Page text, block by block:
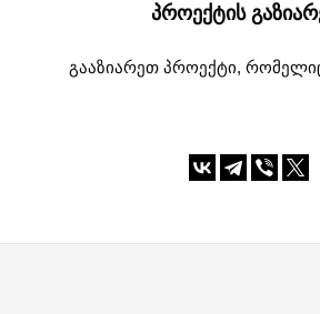
ᲞᲠᲝᲔᲥᲢᲘᲡ
გააზიარეთ პროექტი,